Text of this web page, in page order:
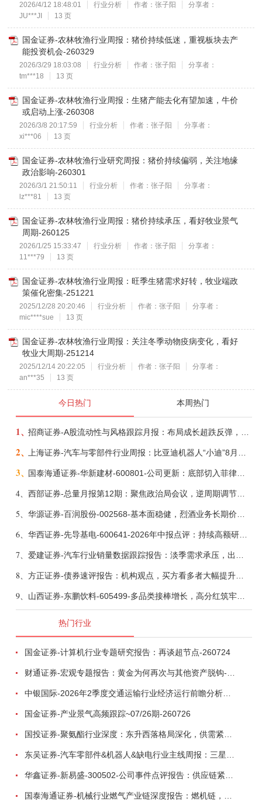
2026/4/12 18:48:01 行业分析 作者：张子阳
分享者：
JU***JI
13 页
国金证券-农林牧渔行业周报：猪价持续低迷，重视板块去产
能投资机会-260329
2026/3/29 18:03:08 行业分析 作者：张子阳
分享者：
tm***18
13 页
国金证券-农林牧渔行业周报：生猪产能去化有望加速，牛价
或启动上涨-260308
2026/3/8 20:17:59 行业分析 作者：张子阳
分享者：
xi***06
13 页
国金证券-农林牧渔行业研究周报：猪价持续偏弱，关注地缘
政治影响-260301
2026/3/1 21:50:11 行业分析 作者：张子阳
分享者：
lz***81
13 页
国金证券-农林牧渔行业周报：猪价持续承压，看好牧业景气
周期-260125
2026/1/25 15:33:47 行业分析 作者：张子阳
分享者：
11***79
13 页
国金证券-农林牧渔行业周报：旺季生猪需求好转，牧业端政
策催化密集-251221
2025/12/28 20:20:46 行业分析 作者：张子阳
分享者：
mic****sue
13 页
国金证券-农林牧渔行业周报：关注冬季动物疫病变化，看好
牧业大周期-251214
2025/12/14 20:22:05 行业分析 作者：张子阳
分享者：
an***35
13 页
今日热门 本周热门
1、
2、
3、 国泰海通证券-华新建材-600801-公司更新：底部切入菲律宾市场，出海进程加快-260805
4、 西部证券-总量月报第12期：聚焦政治局会议，逆周期调节加力，增量政策可期-260806
5、
6、 华西证券-先导基电-600641-2026年中报点评：持续高额研发投入，离子注入机、半导体材料加速突破-260802
7、
8、 方正证券-债券速评报告：机构观点，买方看多者大幅提升至六成-260805
9、 山西证券-东鹏饮料-605499-多品类接棒增长，高分红筑牢底部-260805
热门行业
国金证券-计算机行业专题研究报告：再谈超节点-260724
中银国际-2026年2季度交通运输行业经济运行前瞻分析：地缘冲突致航运和航空景气度分化，交通基础设施板块总体呈现稳健特征-260724
国金证券-产业景气高频跟踪~07/26期-260726